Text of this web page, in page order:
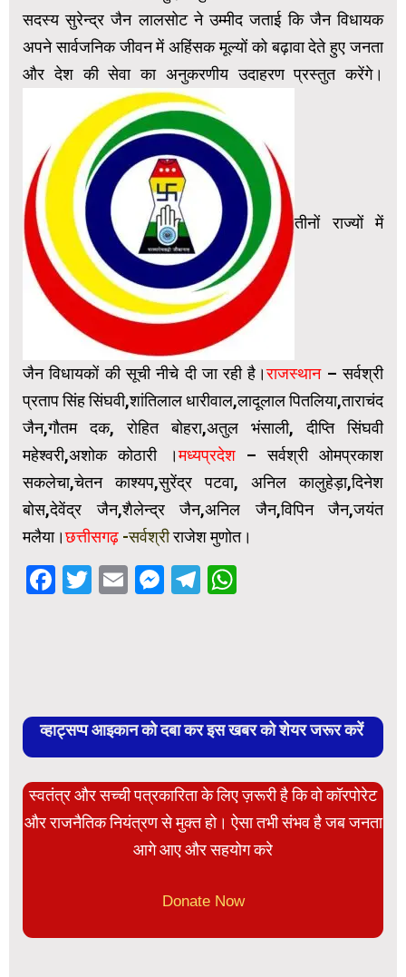
सदस्य सुरेन्द्र जैन लालसोट ने उम्मीद जताई कि जैन विधायक
अपने सार्वजनिक जीवन में अहिंसक मूल्यों को बढ़ावा देते हुए जनता
और देश की सेवा का अनुकरणीय उदाहरण प्रस्तुत करेंगे।
तीनों राज्यों में
जैन विधायकों की सूची नीचे दी जा रही है।राजस्थान– सर्वश्री
प्रताप सिंह सिंघवी,शांतिलाल धारीवाल,लादूलाल पितलिया,ताराचंद
जैन,गौतम दक, रोहित बोहरा,अतुल भंसाली, दीप्ति सिंघवी
महेश्वरी,अशोक कोठारी ।मध्यप्रदेश – सर्वश्री ओमप्रकाश
सकलेचा,चेतन काश्यप,सुरेंद्र पटवा, अनिल कालुहेड़ा,दिनेश
बोस,देवेंद्र जैन,शैलेन्द्र जैन,अनिल जैन,विपिन जैन,जयंत
मलैया।छत्तीसगढ़ -सर्वश्रीराजेश मुणोत।
Facebook
Twitter
EmailMessenger
Telegram
व्हाट्सप्प आइकान को दबा कर इस खबर को शेयर जरूर करें
स्वतंत्र और सच्ची पत्रकारिता के लिए ज़रूरी है कि वो कॉरपोरेट
और राजनैतिक नियंत्रण से मुक्त हो। ऐसा तभी संभव है जब जनता
आगे आए और सहयोग करे
Donate Now